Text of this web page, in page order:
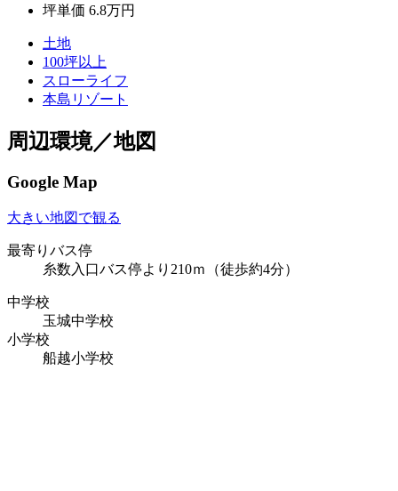
坪単価 6.8万円
土地
100坪以上
スローライフ
本島リゾート
周辺環境／地図
Google Map
大きい地図で観る
最寄りバス停
糸数入口バス停より210ｍ（徒歩約4分）
中学校
玉城中学校
小学校
船越小学校